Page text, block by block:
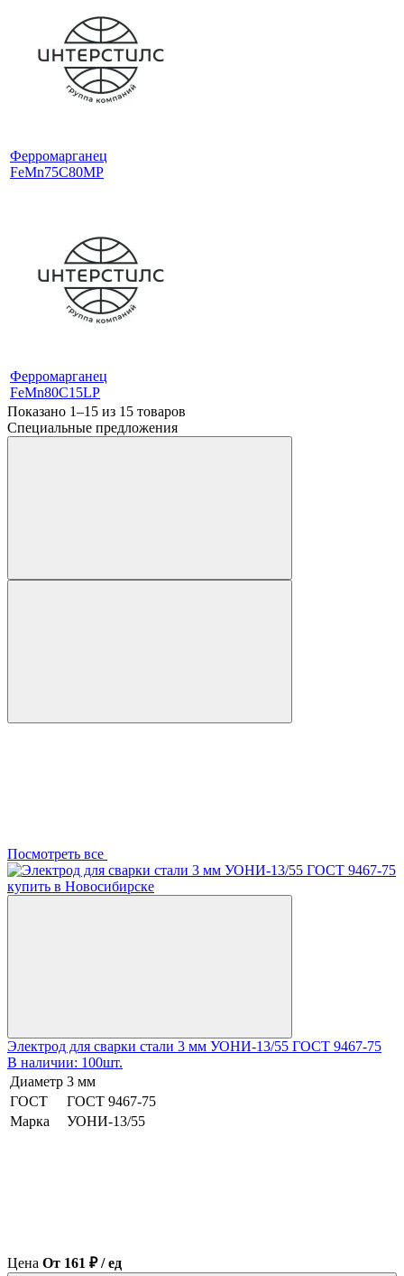
Ферромарганец
FeMn75C80MP
Ферромарганец
FeMn80C15LP
Показано 1–15 из 15 товаров
Специальные предложения
Посмотреть все
Электрод для сварки стали 3 мм УОНИ-13/55 ГОСТ 9467-75
В наличии: 100шт.
Диаметр 3 мм
ГОСТ
ГОСТ 9467-75
Марка
УОНИ-13/55
Цена От 161 ₽ / ед